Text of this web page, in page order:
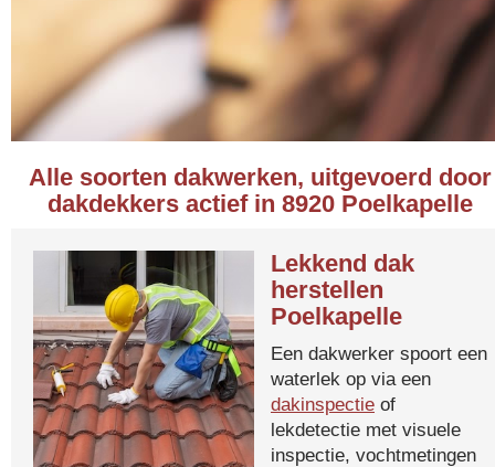
Alle soorten dakwerken, uitgevoerd door
dakdekkers actief in 8920 Poelkapelle
Lekkend dak
herstellen
Poelkapelle
Een dakwerker spoort een
waterlek op via een
dakinspectie of
lekdetectie met visuele
inspectie, vochtmetingen